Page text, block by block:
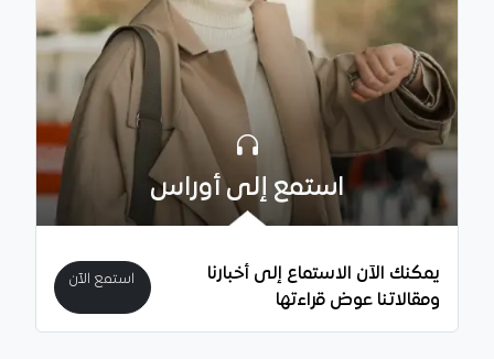
استمع إلى أوراس
يمكنك الآن الاستماع إلى أخبارنا
ومقالاتنا عوض قراءتها
استمع الآن